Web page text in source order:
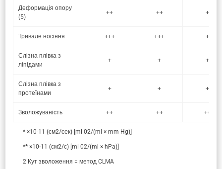
Деформація опору
(5)
++ ++ ++
Тривале носіння +++ +++ ++
Слізна плівка з
ліпідами
+ + ++
Слізна плівка з
протеїнами
+ + ++
Зволожуваність ++ ++ +++
* ×10-11 (см2/сек) [ml 02/(ml × mm Hg)]
** ×10-11 (см2/с) [ml 02/(ml × hPa)]
2 Кут зволоження = метод CLMA